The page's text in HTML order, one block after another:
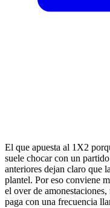
El que apuesta al 1X2
suele chocar con un
anteriores dejan claro que
plantel. Por eso conviene
el over de
paga con una frecuencia